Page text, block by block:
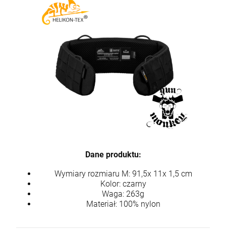
Dane produktu:
Wymiary rozmiaru M: 91,5x 11x 1,5 cm
Kolor: czarny
Waga: 263g
Materiał: 100% nylon